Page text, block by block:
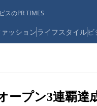
スのPR TIMES
ッションライフスタイルビ
ープン3連覇